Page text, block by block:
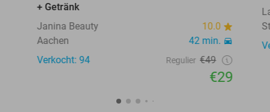
+ Getränk
Janina Beauty
10.0
Aachen
42 min.
Verkocht: 94
Regulier €49
€29